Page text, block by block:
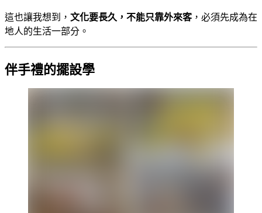
這也讓我想到， 文化要長久，不能只靠外來客，必須先成為在
地人的生活一部分。
伴手禮的擺設學